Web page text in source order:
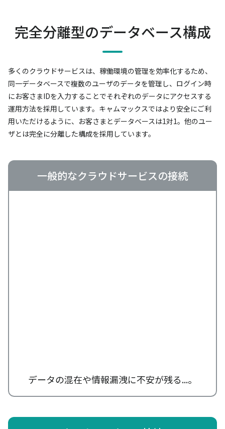
完全分離型のデータベース構成
多くのクラウドサービスは、稼働環境の管理を効率化するため、
同一データベースで複数のユーザのデータを管理し、 ログイン時
にお客さまIDを入力することでそれぞれのデータにアクセスする
運用方法を採用しています。 キャムマックスではより安全にご利
用いただけるように、お客さまとデータベースは1対1。 他のユー
ザとは完全に分離した構成を採用しています。
一般的なクラウドサービスの接続
データの混在や情報漏洩に不安が残る...。